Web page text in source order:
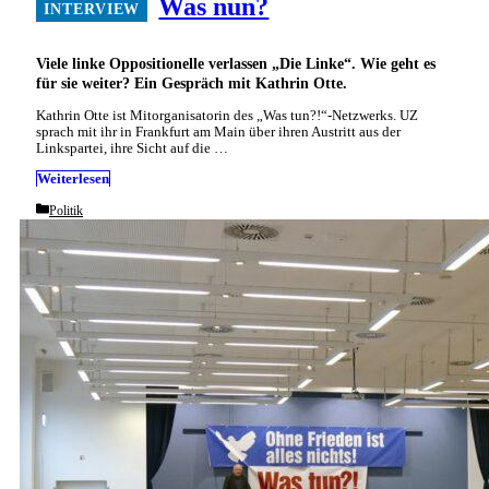
Viele linke Oppositionelle verlassen „Die Linke“. Wie geht es
für sie weiter? Ein Gespräch mit Kathrin Otte.
Was nun?
Kathrin Otte ist Mitorganisatorin des „Was tun?!“-Netzwerks. UZ
sprach mit ihr in Frankfurt am Main über ihren Austritt aus der
Linkspartei, ihre Sicht auf die …
Weiterlesen
Categories
Politik